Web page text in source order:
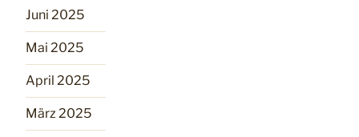
Juni 2025
Mai 2025
April 2025
März 2025